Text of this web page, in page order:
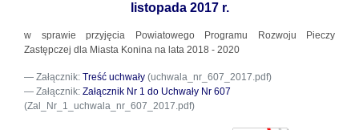
listopada 2017 r.
w sprawie przyjęcia Powiatowego Programu Rozwoju Pieczy
Zastępczej dla Miasta Konina na lata 2018 - 2020
Załącznik: Treść uchwały (uchwala_nr_607_2017.pdf)
Załącznik: Załącznik Nr 1 do Uchwały Nr 607
(Zal_Nr_1_uchwala_nr_607_2017.pdf)